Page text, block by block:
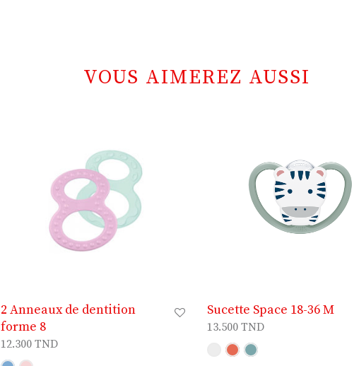
VOUS AIMEREZ AUSSI
2 Anneaux de dentition
forme 8
12.300 TND
Sucette Space 18-36 M
13.500 TND